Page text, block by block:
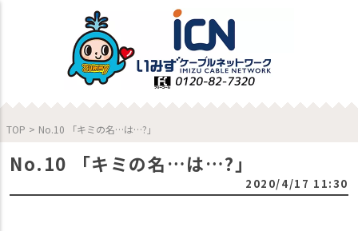
TOP > No.10 「キミの名…は…?」
No.10 「キミの名…は…?」
2020/4/17 11:30